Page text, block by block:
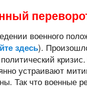
военного
здесь).
устраивают
Так что военные